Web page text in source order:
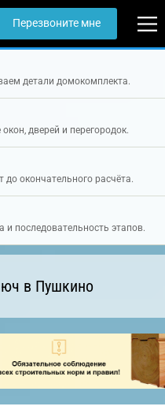
Перезвоните мне
детали домокомплекта.
дверей и перегородок.
окончательного расчёта.
и последовательность этапов.
в Пушкино